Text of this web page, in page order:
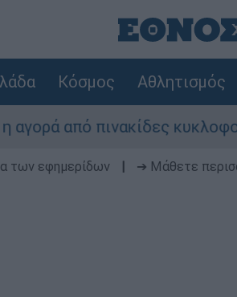
Κόσμος Αθλητισμός
από πινακίδες κυκλοφορίας:
των εφημερίδων ➔ Μάθετε